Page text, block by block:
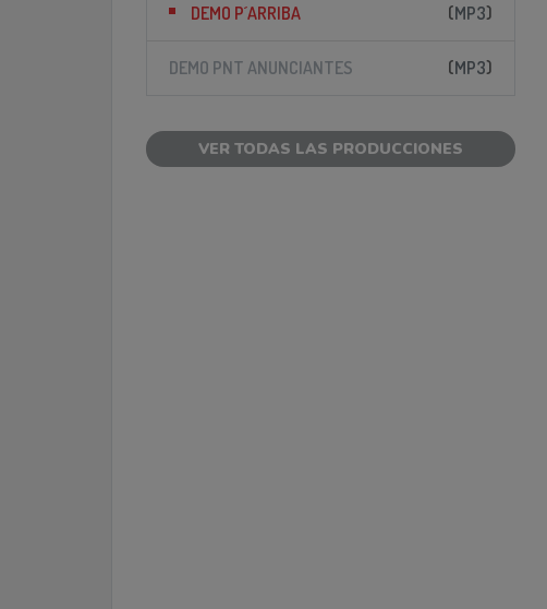
(MP3)
DEMO P´ARRIBA
(MP3)
DEMO PNT ANUNCIANTES
VER TODAS LAS PRODUCCIONES